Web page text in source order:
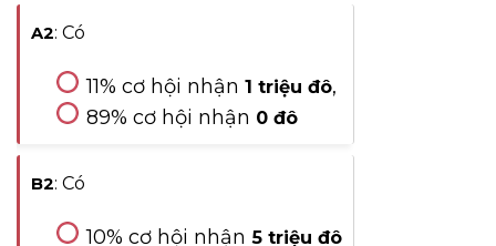
A2: Có
11% cơ hội nhận 1 triệu đô,
89% cơ hội nhận 0 đô
B2: Có
10% cơ hội nhận 5 triệu đô